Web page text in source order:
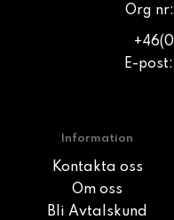
Org
E-post:
Information
Kontakta oss
Om oss
Bli Avtalskund